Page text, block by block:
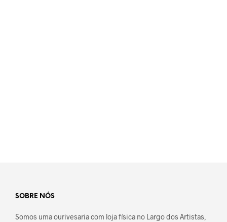
SOBRE NÓS
Somos uma ourivesaria com loja física no Largo dos Artistas,